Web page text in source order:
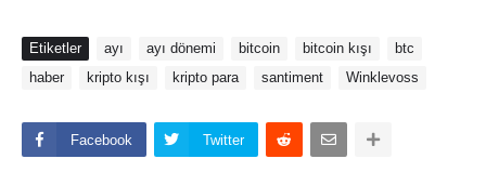
Etiketler ayı ayı dönemi bitcoin bitcoin kışı
btc
haber
kripto kışı kripto para santiment Winklevoss
Facebook Twitter